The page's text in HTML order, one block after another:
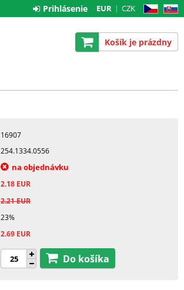
CZ SK
EUR CZK
Prihlásenie
Košík je prázdny
16907
254.1334.0556
na objednávku
2.18 EUR
2.21EUR
23%
2.69 EUR
Do košíka